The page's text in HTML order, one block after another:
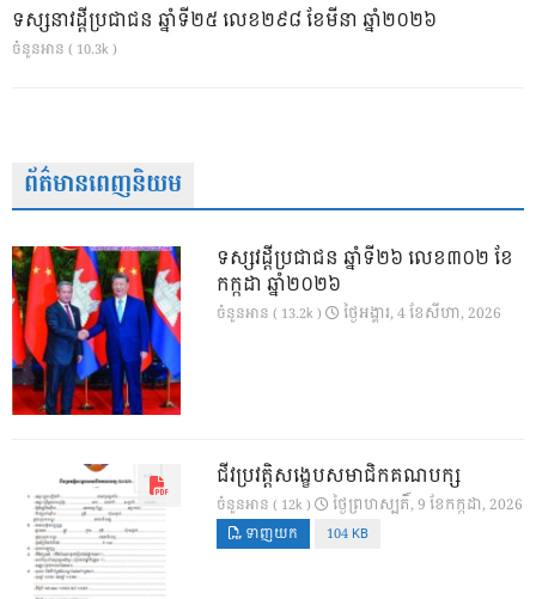
ទស្សនាវដ្ដីប្រជាជន ឆ្នាំទី២៥ លេខ២៩៨ ខែមីនា ឆ្នាំ២០២៦
ចំនួនអាន ( 10.3k )
ព័ត៌មានពេញនិយម
ទស្សវដ្តីប្រជាជន ឆ្នាំទី២៦ លេខ៣០២ ខែ
កក្កដា ឆ្នាំ២០២៦
ចំនួនអាន ( 13.2k ) ថ្ងៃ​អង្គារ, 4 ខែ​សីហា, 2026
ជីវប្រវត្តិសង្ខេបសមាជិកគណបក្ស
ចំនួនអាន ( 12k ) ថ្ងៃ​ព្រហស្បតិ៍, 9 ខែ​កក្កដា, 2026
ទាញយក 104 KB